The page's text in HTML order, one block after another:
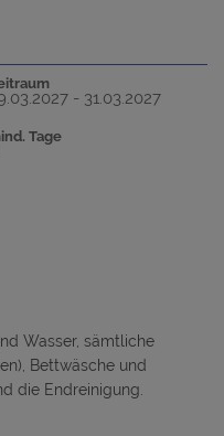
- 31.03.2027
Tage
Wasser, sämtliche
Bettwäsche und
die Endreinigung.